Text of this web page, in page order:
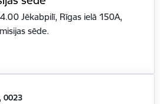
Jēkabpilī, Rīgas ielā 150A,
sēde.
0023